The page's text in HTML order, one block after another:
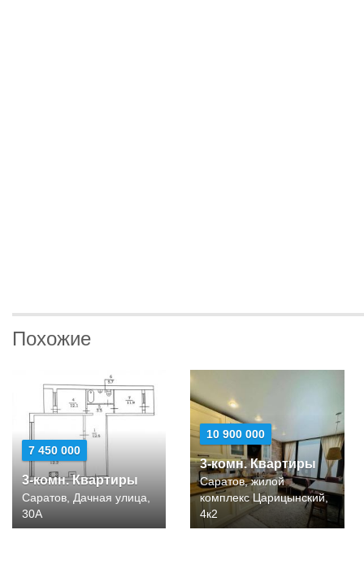
Похожие
7 450 000
3-комн. Квартиры
Саратов, Дачная улица,
30А
10 900 000
3-комн. Квартиры
Саратов, жилой
комплекс Царицынский,
4к2